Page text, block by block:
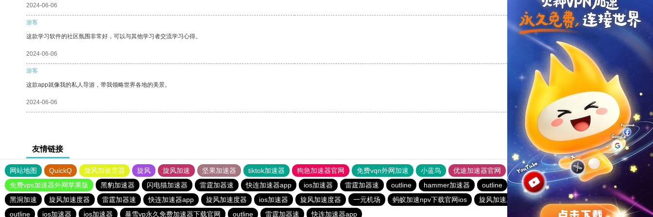
2024-06-06 支持[0] 反对
游客
这款学习软件的社区氛围非常好，可以与其他学习者交流学习心得。
2024-06-06 支持
游客
这款app就像我的私人导游，带我领略世界各地的美景。
2024-06-06 支持 反对 [0]
友情链接
网站地图 QuickQ 旋风加速度器 旋风 旋风加速 坚果加速器 tiktok加速器 狗急加速器官网 免费vqn外网加速 小蓝鸟 优途加速器官网 风驰加速器 旋风加速器
八戒看书
免费vps加速器外网苹果版
黑豹加速器 闪电猫加速器 雷霆加器速 快连加速器app ios加速器 雷霆加器速 outline hammer加速器 outline
暴雪vp永久免费加速器下载官网
黑洞加速
旋风加速度器 雷霆加器速 快连加速器app 旋风加速度器 ios加速器 旋风加速度器 一元机场 蚂蚁加速npv下载官网ios 旋风加速度器 快连加速器app
极光加速器
outline
ios加速器 ios加速器 暴雪vp永久免费加速器下载官网 outline 雷霆加器速 快连加速器app